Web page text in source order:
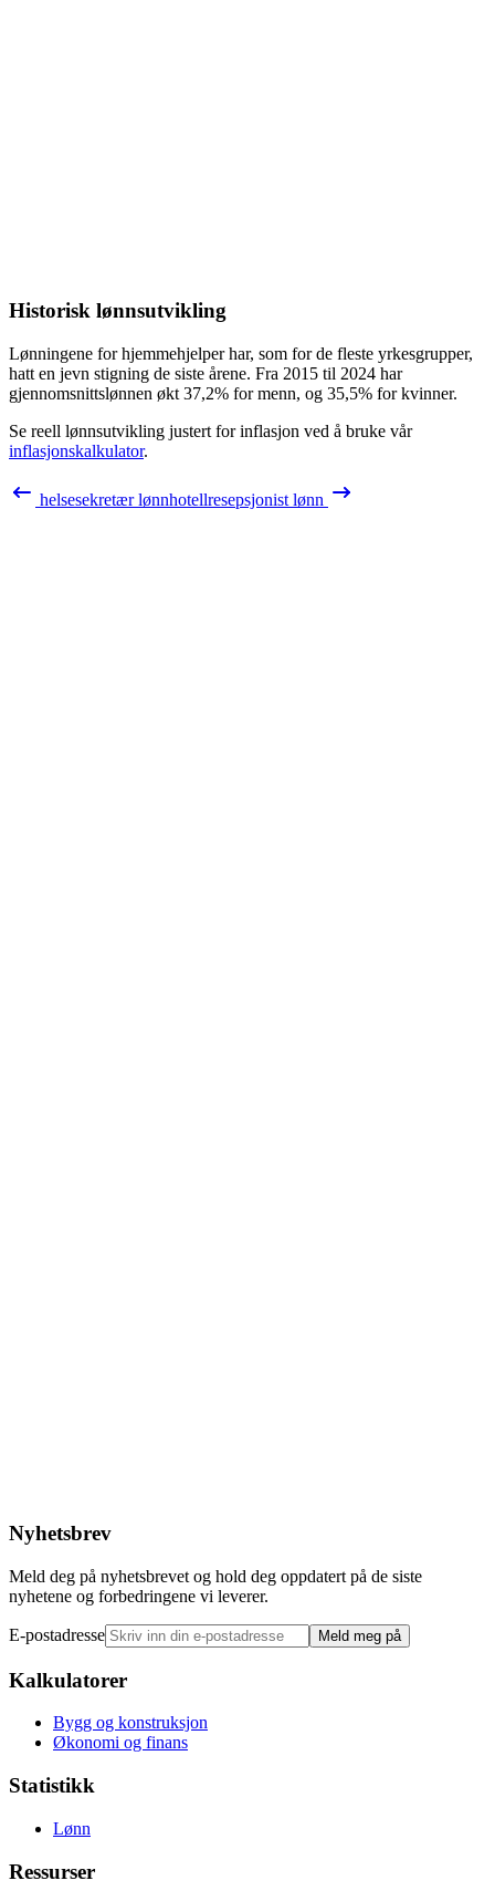
Historisk lønnsutvikling
Lønningene forhjemmehjelperhar, som for de fleste yrkesgrupper,
hatt en jevn stigning de siste årene. Fra 2015 til 2024 har
gjennomsnittslønnen økt 37,2% for menn, og 35,5% for kvinner.
Se reell lønnsutvikling justert for inflasjon ved å bruke vår
inflasjonskalkulator.
helsesekretærlønnhotellresepsjonist lønn
Nyhetsbrev
Meld deg på nyhetsbrevet og hold deg oppdatert på de siste
nyhetene og forbedringene vi leverer.
E-postadresse Meld meg på
Kalkulatorer
Bygg og konstruksjon
Økonomi og finans
Statistikk
Lønn
Ressurser